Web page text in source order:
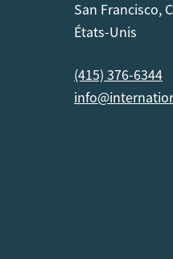
San Francisco,
États-Unis
(415) 376-6344